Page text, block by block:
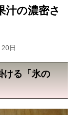
汁の濃密さ
日
ける「氷の